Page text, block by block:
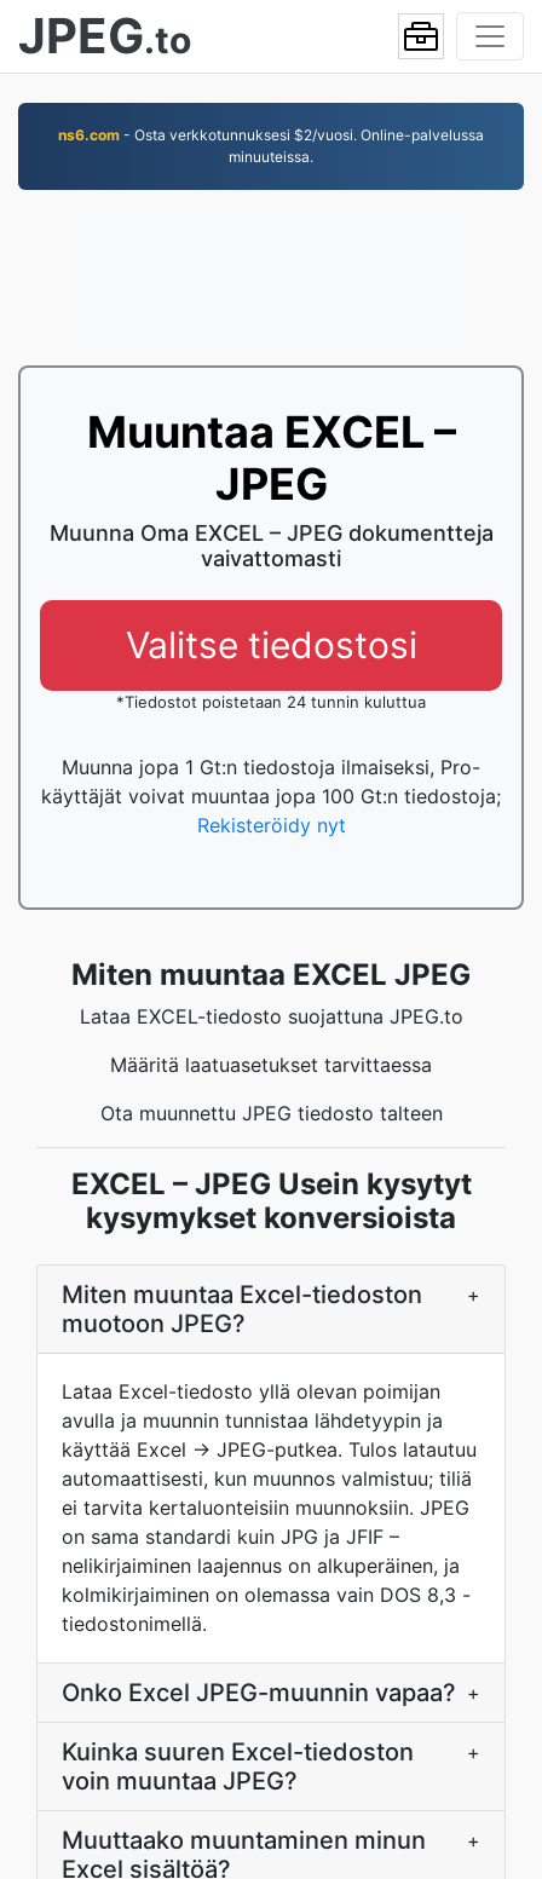
JPEG.to
ns6.com - Osta verkkotunnuksesi $2/vuosi. Online-palvelussa
minuuteissa.
Muuntaa EXCEL –
JPEG
Muunna Oma EXCEL – JPEG dokumentteja
vaivattomasti
Valitse tiedostosi
*Tiedostot poistetaan 24 tunnin kuluttua
Muunna jopa 1 Gt:n tiedostoja ilmaiseksi, Pro-
käyttäjät voivat muuntaa jopa 100 Gt:n tiedostoja;
Rekisteröidy nyt
Miten muuntaa EXCEL JPEG
Lataa EXCEL-tiedosto suojattuna JPEG.to
Määritä laatuasetukset tarvittaessa
Ota muunnettu JPEG tiedosto talteen
EXCEL – JPEG Usein kysytyt
kysymykset konversioista
Miten muuntaa Excel-tiedoston
muotoon JPEG?
+
Lataa Excel-tiedosto yllä olevan poimijan
avulla ja muunnin tunnistaa lähdetyypin ja
käyttää Excel → JPEG-putkea. Tulos latautuu
automaattisesti, kun muunnos valmistuu; tiliä
ei tarvita kertaluonteisiin muunnoksiin. JPEG
on sama standardi kuin JPG ja JFIF –
nelikirjaiminen laajennus on alkuperäinen, ja
kolmikirjaiminen on olemassa vain DOS 8,3 -
tiedostonimellä.
Onko Excel JPEG-muunnin vapaa? +
Kuinka suuren Excel-tiedoston
voin muuntaa JPEG?
+
Muuttaako muuntaminen minun
Excel sisältöä?
+